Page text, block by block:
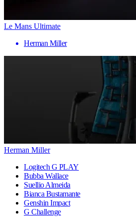
Le Mans Ultimate
Herman Miller
Herman Miller
Logitech G PLAY
Bubba Wallace
Suellio Almeida
Bianca Bustamante
Genshin Impact
G Challenge